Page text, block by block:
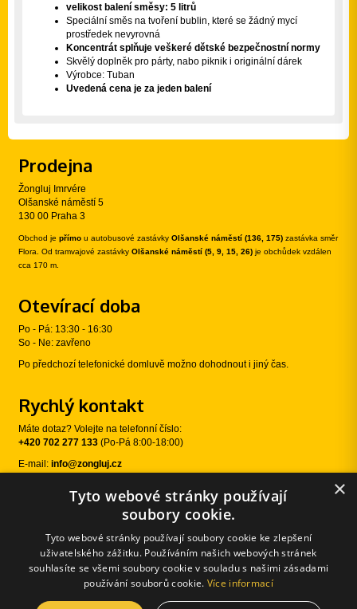
velikost balení směsy: 5 litrů
Speciální směs na tvoření bublin, které se žádný mycí
prostředek nevyrovná
Koncentrát splňuje veškeré dětské bezpečnostní normy
Skvělý doplněk pro párty, nabo piknik i originální dárek
Výrobce: Tuban
Uvedená cena je za jeden balení
Prodejna
Žongluj Imrvére
Olšanské náměstí 5
130 00 Praha 3
Obchod je přímo u autobusové zastávky Olšanské náměstí (136, 175) zastávka směr
Flora. Od tramvajové zastávky Olšanské náměstí (5, 9, 15, 26) je obchůdek vzdálen
cca 170 m.
Otevírací doba
Po - Pá: 13:30 - 16:30
So - Ne: zavřeno
Po předchozí telefonické domluvě možno dohodnout i jiný čas.
Rychlý kontakt
Máte dotaz? Volejte na telefonní číslo:
+420 702 277 133 (Po-Pá 8:00-18:00)
E-mail: info@zongluj.cz
Sledujte nás
×
Tyto webové stránky používají
soubory cookie.
Tyto webové stránky používají soubory cookie ke zlepšení
uživatelského zážitku. Používáním našich webových stránek
souhlasíte se všemi soubory cookie v souladu s našimi zásadami
používání souborů cookie. Více informací